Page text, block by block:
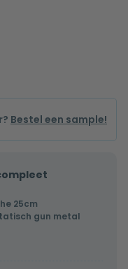
Bestel een sample!
25cm
gun metal